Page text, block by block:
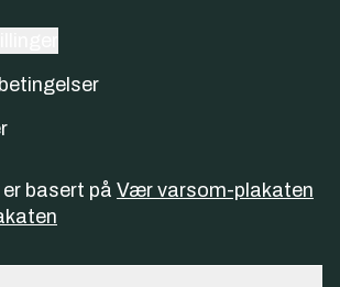
basert på Vær varsom-plakaten